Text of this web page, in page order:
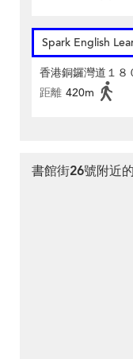
Spark English
香港銅鑼灣道１８
距離 420m
書館街26號附近